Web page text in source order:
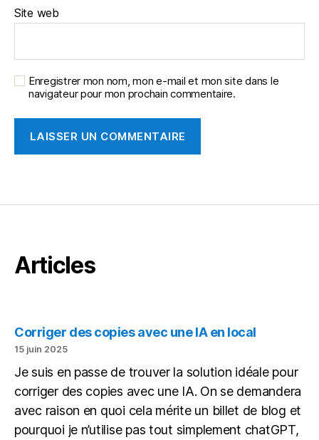
Site web
Enregistrer mon nom, mon e-mail et mon site dans le
navigateur pour mon prochain commentaire.
Articles
Corriger des copies avec une IA en local
15 juin 2025
Je suis en passe de trouver la solution idéale pour
corriger des copies avec une IA. On se demandera
avec raison en quoi cela mérite un billet de blog et
pourquoi je n’utilise pas tout simplement chatGPT,